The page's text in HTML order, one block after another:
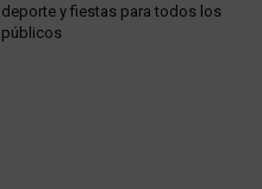
deporte y fiestas para todos los
públicos